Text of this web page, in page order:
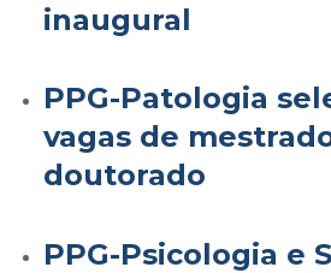
inaugural
PPG-Patologia
vagas de
doutorado
PPG-Psicologia e